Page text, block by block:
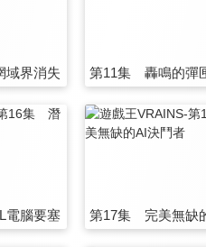
界消失
腦要塞